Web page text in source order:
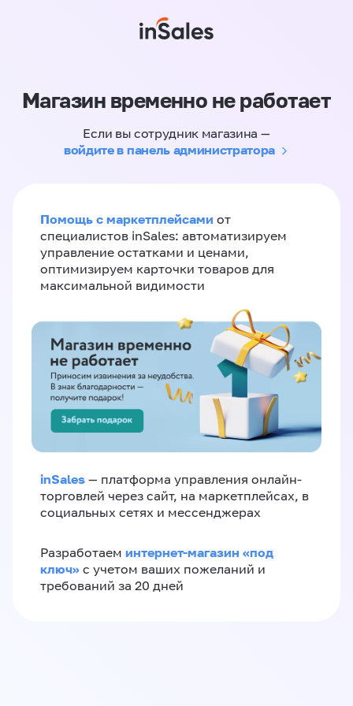
Магазин временно не работает
Если вы сотрудник магазина —
войдите в панель администратора
Помощь с маркетплейсами от
специалистов inSales: автоматизируем
управление остатками и ценами,
оптимизируем карточки товаров для
максимальной видимости
inSales — платформа управления онлайн-
торговлей через сайт, на маркетплейсах, в
социальных сетях и мессенджерах
Разработаем интернет-магазин «‎под
ключ»‎ с учетом ваших пожеланий и
требований за 20 дней